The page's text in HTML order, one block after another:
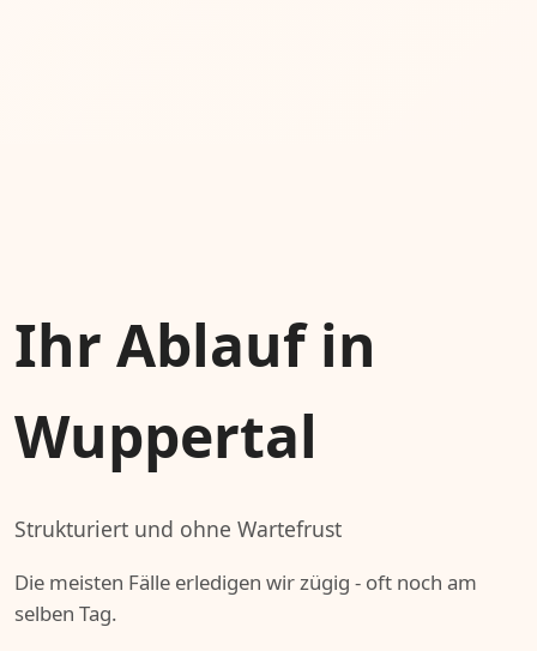
Ihr Ablauf in
Wuppertal
Strukturiert und ohne Wartefrust
Die meisten Fälle erledigen wir zügig - oft noch am
selben Tag.